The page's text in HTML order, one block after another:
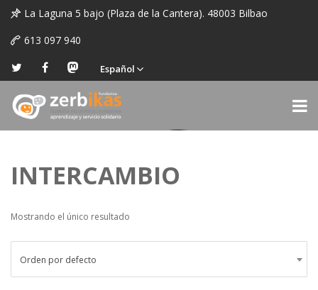
La Laguna 5 bajo (Plaza de la Cantera). 48003 Bilbao
613 097 940
Español
INTERCAMBIO
Mostrando el único resultado
Orden por defecto